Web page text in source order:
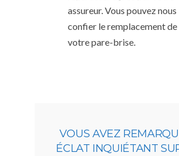
assureur. Vous pouvez nous
confier le remplacement de
votre pare-brise.
VOUS AVEZ
ÉCLAT INQUIÉTANT